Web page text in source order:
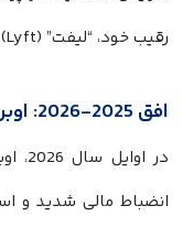
رقیب خود، “لیفت” (Lyft)، پیشی بگیرد.
افق 2025-2026: اوبر به عنوان زیرساخت دیجیتال حرکت
در
انضباط مالی شدید و